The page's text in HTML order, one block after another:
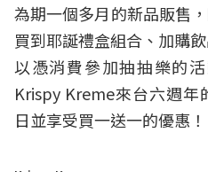
為期一個多月的新品販售
買到耶誕禮盒組合、加購
以憑消費參加抽抽樂的
Krispy Kreme來台六週年
日並享受買一送一的優惠！